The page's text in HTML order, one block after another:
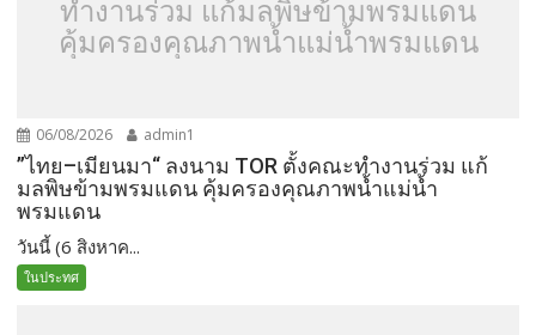
ทำงานร่วม แก้มลพิษข้ามพรมแดน
คุ้มครองคุณภาพน้ำแม่น้ำพรมแดน
06/08/2026 admin1
”ไทย–เมียนมา“ ลงนาม TOR ตั้งคณะทำงานร่วม แก้
มลพิษข้ามพรมแดน คุ้มครองคุณภาพน้ำแม่น้ำ
พรมแดน
วันนี้ (6 สิงหาค...
ในประทศ